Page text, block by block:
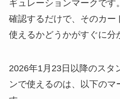
ギュレーションマークです
確認するだけで、そのカー
使えるかどうかがすぐに分
2026年1月23日以降のスタ
ンで使えるのは、以下の